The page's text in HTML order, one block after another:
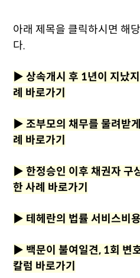
아래 제목을 클릭하시면 해
다.
▶상속개시 후 1년이 지났
례 바로가기
▶조부모의 채무를 물려받
례 바로가기
▶한정승인 이후 채권자 구
한 사례 바로가기
▶ 테헤란의 법률 서비스비
▶ 백문이 불여일견, 1회 변
칼럼 바로가기